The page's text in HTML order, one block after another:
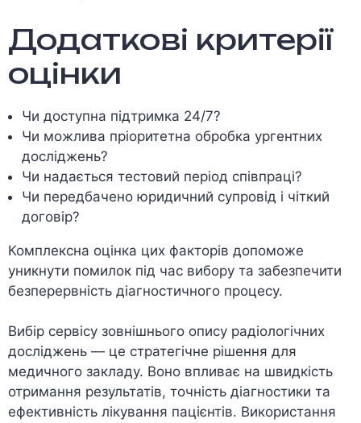
Додаткові критерії
оцінки
Чи доступна підтримка 24/7?
Чи можлива пріоритетна обробка ургентних
досліджень?
Чи надається тестовий період співпраці?
Чи передбачено юридичний супровід і чіткий
договір?
Комплексна оцінка цих факторів допоможе
уникнути помилок під час вибору та забезпечити
безперервність діагностичного процесу.
Вибір сервісу зовнішнього опису радіологічних
досліджень — це стратегічне рішення для
медичного закладу. Воно впливає на швидкість
отримання результатів, точність діагностики та
ефективність лікування пацієнтів. Використання